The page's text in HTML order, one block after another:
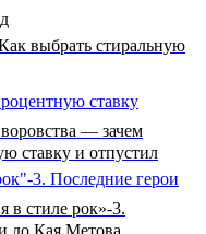
выбрать стиральную
— зачем
ставку и отпустил
в стиле рок»-3.
до Кая Метова